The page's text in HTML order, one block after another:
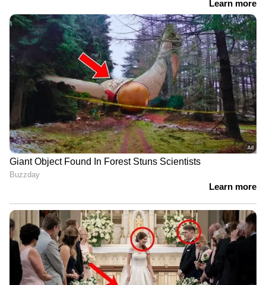
ഗോഡ്ഫാദറൊന്നുമില്ലാതെ യമുന റാണി എന്ന
ഐഡന്റിറ്റി ഉണ്ടാക്കിയ ആളാണ് ഞാൻ എന്ന്
ഉറക്കെ ഒരു അഭിമുഖത്തില്‍ പറഞ്ഞ യമുന
തീര്‍ച്ചയായും ഗംഭീര ഗെയിം തന്നെ
പുറത്തെടുക്കും എന്ന് കരുതാം.
യാത്രകളുടെ ഊര്‍ജ്ജവുമായി നിഷാന
ബിഗ് ബോസിലേക്ക്; സീസണ്‍ 5 ലെ
കോമണര്‍മാരില്‍ ഒരാള്‍
ലഭിക്കും; ബെവ്കോ എംഡിയുടെ
ഉത്തരവ് തിരുത്തി എക്സൈസ്
മന്ത്രി| Bevco |M Liju